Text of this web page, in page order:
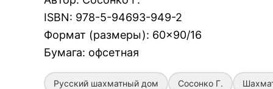
ISBN: 978-5-94693-949-2
Формат (размеры): 60×90/16
Бумага: офсетная
Русский шахматный дом Сосонко Г.